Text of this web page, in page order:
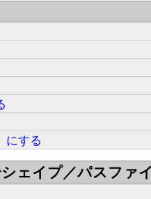
にする
ェイプ／パスファ